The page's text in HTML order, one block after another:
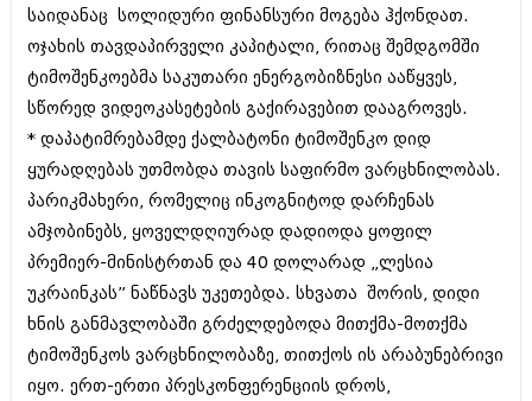
ქალი და მამაკაცი
ისტორია
სხვადასხვა
ანონსი
არქივი
აგვისტო 2018 (162)
ივლისი 2018 (223)
ივნისი 2018 (244)
აპრილი 2018 (194)
მარტი 2018 (256)
სხვადასხვა
ანონსი
არქივი
ნოემბერი 2020 (103)
ოქტომბერი 2020 (209)
სექტემბერი 2020 (204)
აგვისტო 2020 (249)
ივლისი 2020 (204)
ივნისი 2020 (249)
არქივის ზომის ნახვა
საიდანაც სოლიდური ფინანსური მოგება ჰქონდათ.
ოჯახის თავდაპირველი კაპიტალი, რითაც შემდგომში
ტიმოშენკოებმა საკუთარი ენერგობიზნესი ააწყვეს,
სწორედ ვიდეოკასეტების გაქირავებით დააგროვეს.
* დაპატიმრებამდე ქალბატონი ტიმოშენკო დიდ
ყურადღებას უთმობდა თავის საფირმო ვარცხნილობას.
პარიკმახერი, რომელიც ინკოგნიტოდ დარჩენას
ამჯობინებს, ყოველდღიურად დადიოდა ყოფილ
პრემიერ-მინისტრთან და 40 დოლარად „ლესია
უკრაინკას” ნაწნავს უკეთებდა. სხვათა შორის, დიდი
ხნის განმავლობაში გრძელდებოდა მითქმა-მოთქმა
ტიმოშენკოს ვარცხნილობაზე, თითქოს ის არაბუნებრივი
იყო. ერთ-ერთი პრესკონფერენციის დროს,